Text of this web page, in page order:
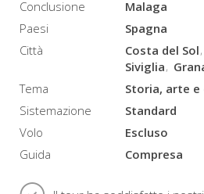
in
Andalusia
si
trovani
il
museo
di
Picasso
aMalaga
palazzi
Conclusione
Malaga
Paesi
Spagna
Città
Costa del Sol
Siviglia
Tema
Storia, arte e
Sistemazione
Standard
Volo
Escluso
Guida
Compresa